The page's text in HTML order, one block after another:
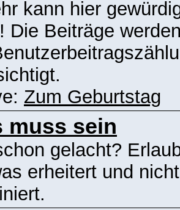
kann hier
Die Beiträge
Zum Geburtstag
muss sein
gelacht?
erheitert und nicht